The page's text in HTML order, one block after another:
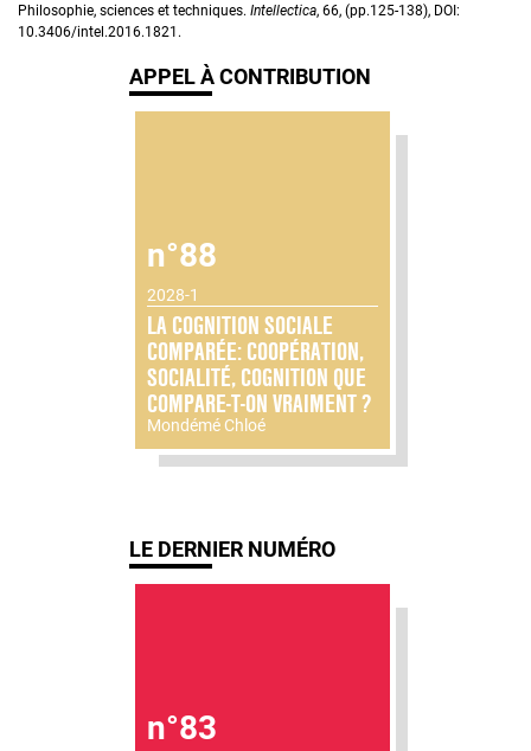
Philosophie, sciences et techniques. Intellectica, 66, (pp.125-138), DOI:
10.3406/intel.2016.1821.
APPEL À CONTRIBUTION
n°88
2028-1
LA COGNITION SOCIALE
COMPARÉE: COOPÉRATION,
SOCIALITÉ, COGNITION QUE
COMPARE-T-ON VRAIMENT ?
Mondémé Chloé
LE DERNIER NUMÉRO
n°83